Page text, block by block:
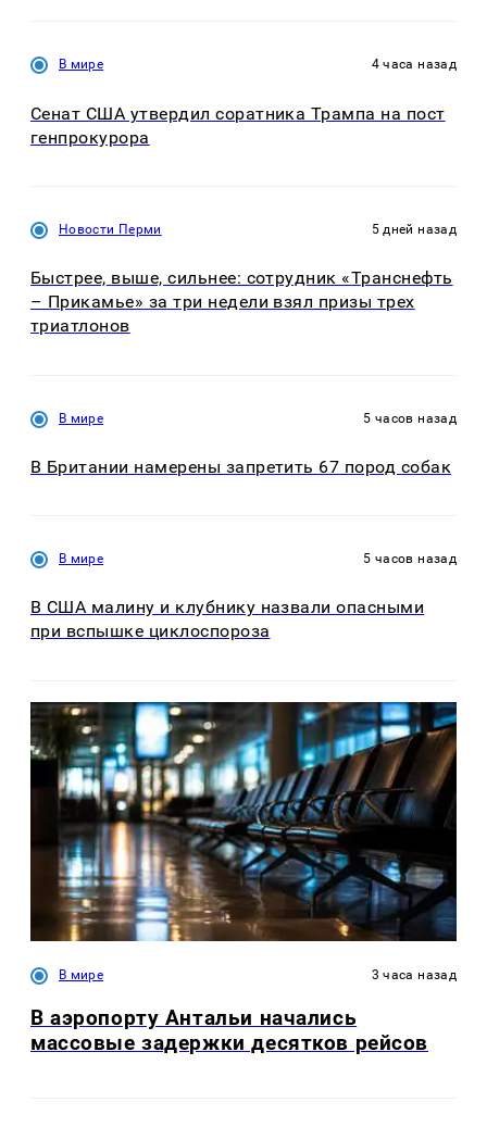
В мире 4 часа назад
Сенат США утвердил соратника Трампа на пост
генпрокурора
Новости Перми 5 дней назад
Быстрее, выше, сильнее: сотрудник «Транснефть
– Прикамье» за три недели взял призы трех
триатлонов
В мире 5 часов назад
В Британии намерены запретить 67 пород собак
В мире 5 часов назад
В США малину и клубнику назвали опасными
при вспышке циклоспороза
В мире 3 часа назад
В аэропорту Антальи начались
массовые задержки десятков рейсов